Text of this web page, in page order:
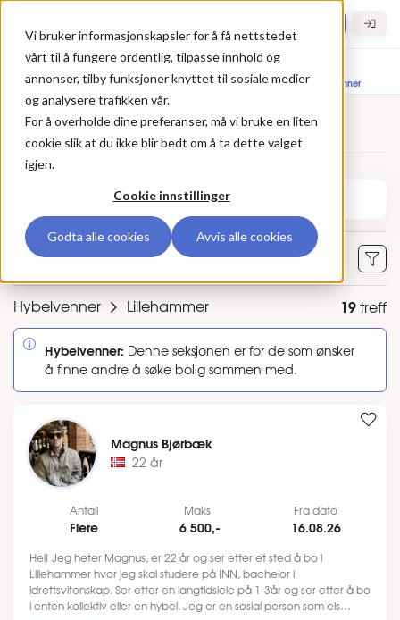
Vi bruker informasjonskapsler for å få nettstedet
vårt til å fungere ordentlig, tilpasse innhold og
annonser, tilby funksjoner knyttet til sosiale medier
og analysere trafikken vår.
For å overholde dine preferanser, må vi bruke en liten
cookie slik at du ikke blir bedt om å ta dette valget
igjen.
Cookie innstillinger
Godta alle cookies Avvis alle cookies
Bolig til leie Leietakere Hybelvenner
Annonser
Hybelvenner Lillehammer 19treff
Hybelvenner: Denne seksjonen er for de som ønsker
å finne andre å søke bolig sammen med.
Magnus Bjørbæk
22 år
Antall
Flere
Maks
6 500,-
Fra dato
16.08.26
Hei! Jeg heter Magnus, er 22 år og ser etter et sted å bo i
Lillehammer hvor jeg skal studere på INN, bachelor i
idrettsvitenskap. Ser etter en langtidsleie på 1-3år og ser etter å bo
i enten kollektiv eller en hybel. Jeg er en sosial person som els…